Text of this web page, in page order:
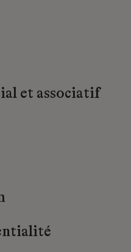
et associatif